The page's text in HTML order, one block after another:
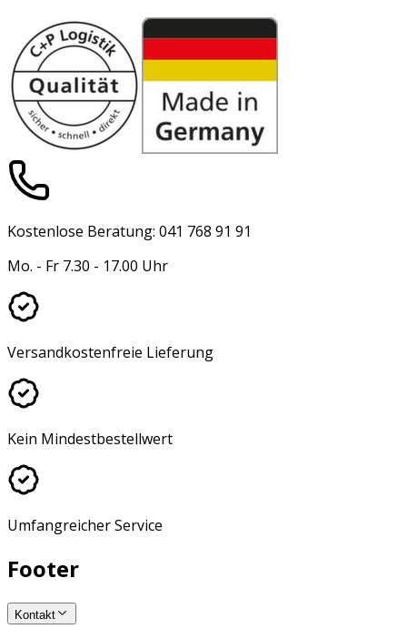
Kostenlose Beratung: 041 768 91 91
Mo. - Fr 7.30 - 17.00 Uhr
Versandkostenfreie Lieferung
Kein Mindestbestellwert
Umfangreicher Service
Footer
Kontakt